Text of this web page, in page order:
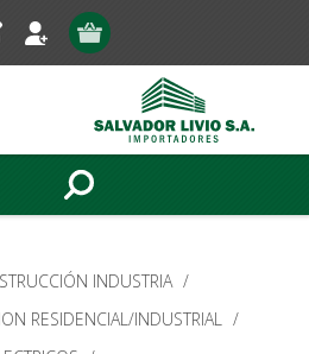
INDUSTRIA /
RESIDENCIAL/INDUSTRIAL /